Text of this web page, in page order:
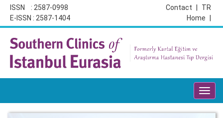
ISSN : 2587-0998
E-ISSN : 2587-1404
TR
Contact
Home